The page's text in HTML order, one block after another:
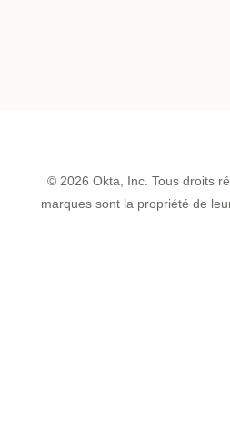
© 2026 Okta, Inc. Tous droits
marques sont la propriété de